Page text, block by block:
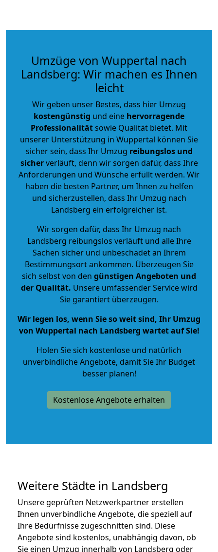
Umzüge von Wuppertal nach
Landsberg: Wir machen es Ihnen
leicht
Wir geben unser Bestes, dass hier Umzug
kostengünstig und eine hervorragende
Professionalitätsowie Qualität bietet. Mit
unserer Unterstützung in Wuppertal können Sie
sicher sein, dass Ihr Umzug reibungslos und
sicherverläuft, denn wir sorgen dafür, dass Ihre
Anforderungen und Wünsche erfüllt werden. Wir
haben die besten Partner, um Ihnen zu helfen
und sicherzustellen, dass Ihr Umzug nach
Landsberg ein erfolgreicher ist.
Wir sorgen dafür, dass Ihr Umzug nach
Landsberg reibungslos verläuft und alle Ihre
Sachen sicher und unbeschadet an Ihrem
Bestimmungsort ankommen. Überzeugen Sie
sich selbst von den günstigen Angeboten und
der Qualität. Unsere umfassender Service wird
Sie garantiert überzeugen.
Wir legen los, wenn Sie so weit sind, Ihr Umzug
von Wuppertal nach Landsberg wartet auf Sie!
Holen Sie sich kostenlose und natürlich
unverbindliche Angebote, damit Sie Ihr Budget
besser planen!
Kostenlose Angebote erhalten
Weitere Städte in Landsberg
Unsere geprüften Netzwerkpartner erstellen
Ihnen unverbindliche Angebote, die speziell auf
Ihre Bedürfnisse zugeschnitten sind. Diese
Angebote sind kostenlos, unabhängig davon, ob
Sie einen Umzug innerhalb von Landsberg oder